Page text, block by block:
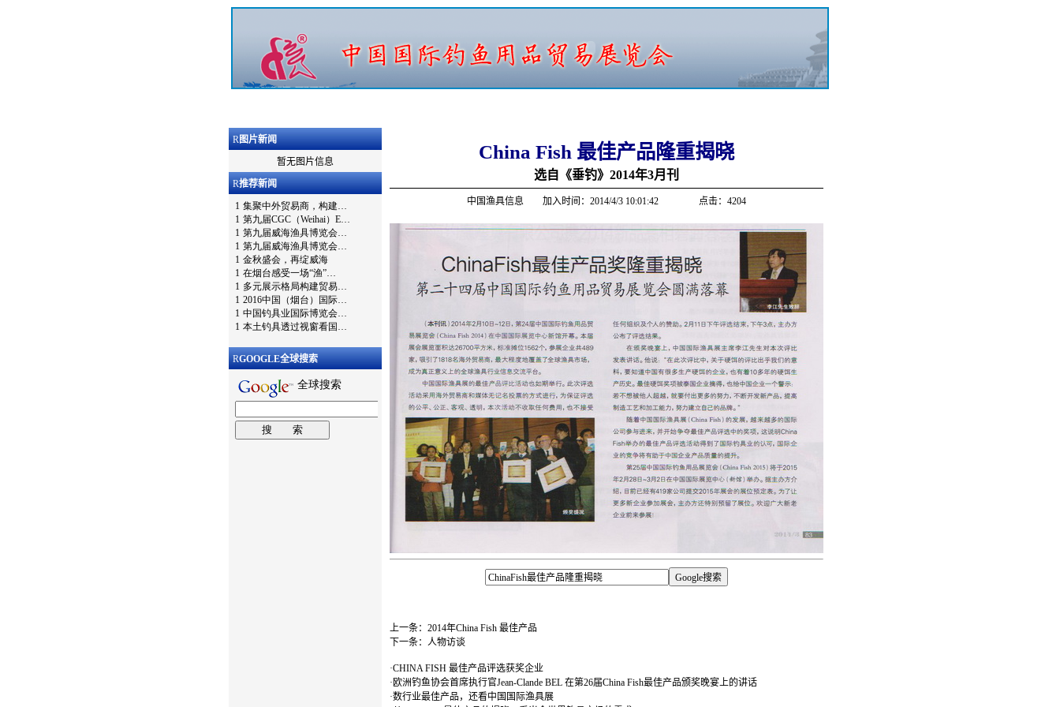
R图片新闻
暂无图片信息
R推荐新闻
RGOOGLE全球搜索
China Fish 最佳产品隆重揭晓
选自《垂钓》2014年3月刊
中国渔具信息 加入时间：2014/4/3 10:01:42 点击：4204
上一条： 2014年China Fish 最佳产品
下一条： 人物访谈
·CHINA FISH 最佳产品评选获奖企业
·欧洲钓鱼协会首席执行官Jean-Clande BEL 在第26届China Fish最佳产品颁奖晚宴上的讲话
·数行业最佳产品，还看中国国际渔具展